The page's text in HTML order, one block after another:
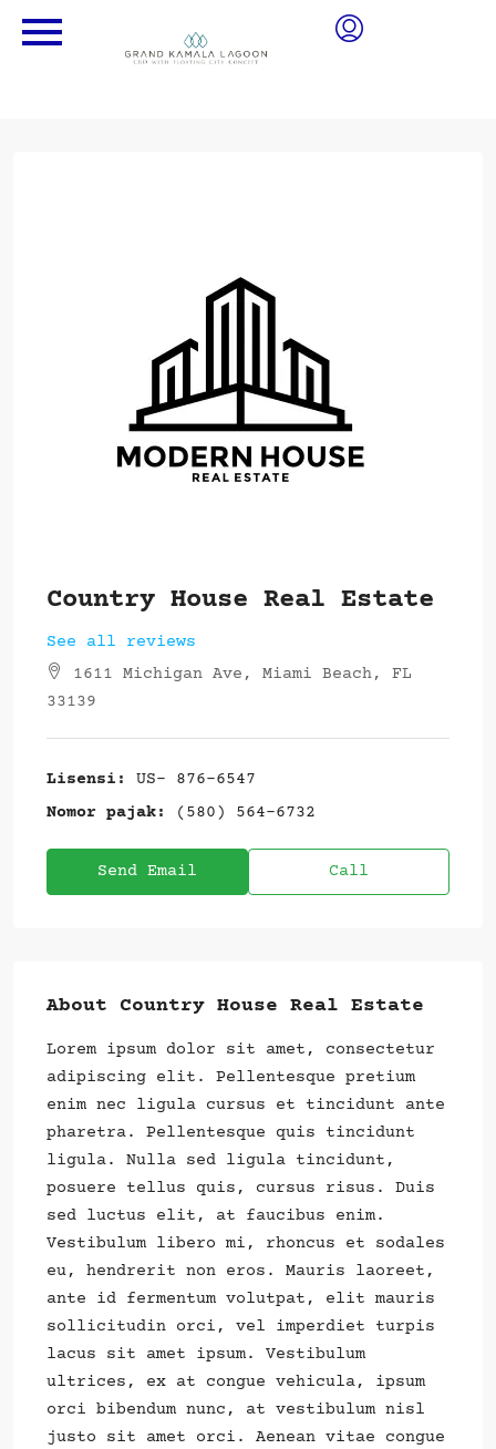
Country House Real Estate
See all reviews
1611 Michigan Ave, Miami Beach, FL
33139
Lisensi:
US- 876-6547
Nomor pajak:
(580) 564-6732
Send Email Call
About Country House Real Estate
Lorem ipsum dolor sit amet, consectetur
adipiscing elit. Pellentesque pretium
enim nec ligula cursus et tincidunt ante
pharetra. Pellentesque quis tincidunt
ligula. Nulla sed ligula tincidunt,
posuere tellus quis, cursus risus. Duis
sed luctus elit, at faucibus enim.
Vestibulum libero mi, rhoncus et sodales
eu, hendrerit non eros. Mauris laoreet,
ante id fermentum volutpat, elit mauris
sollicitudin orci, vel imperdiet turpis
lacus sit amet ipsum. Vestibulum
ultrices, ex at congue vehicula, ipsum
orci bibendum nunc, at vestibulum nisl
justo sit amet orci. Aenean vitae congue